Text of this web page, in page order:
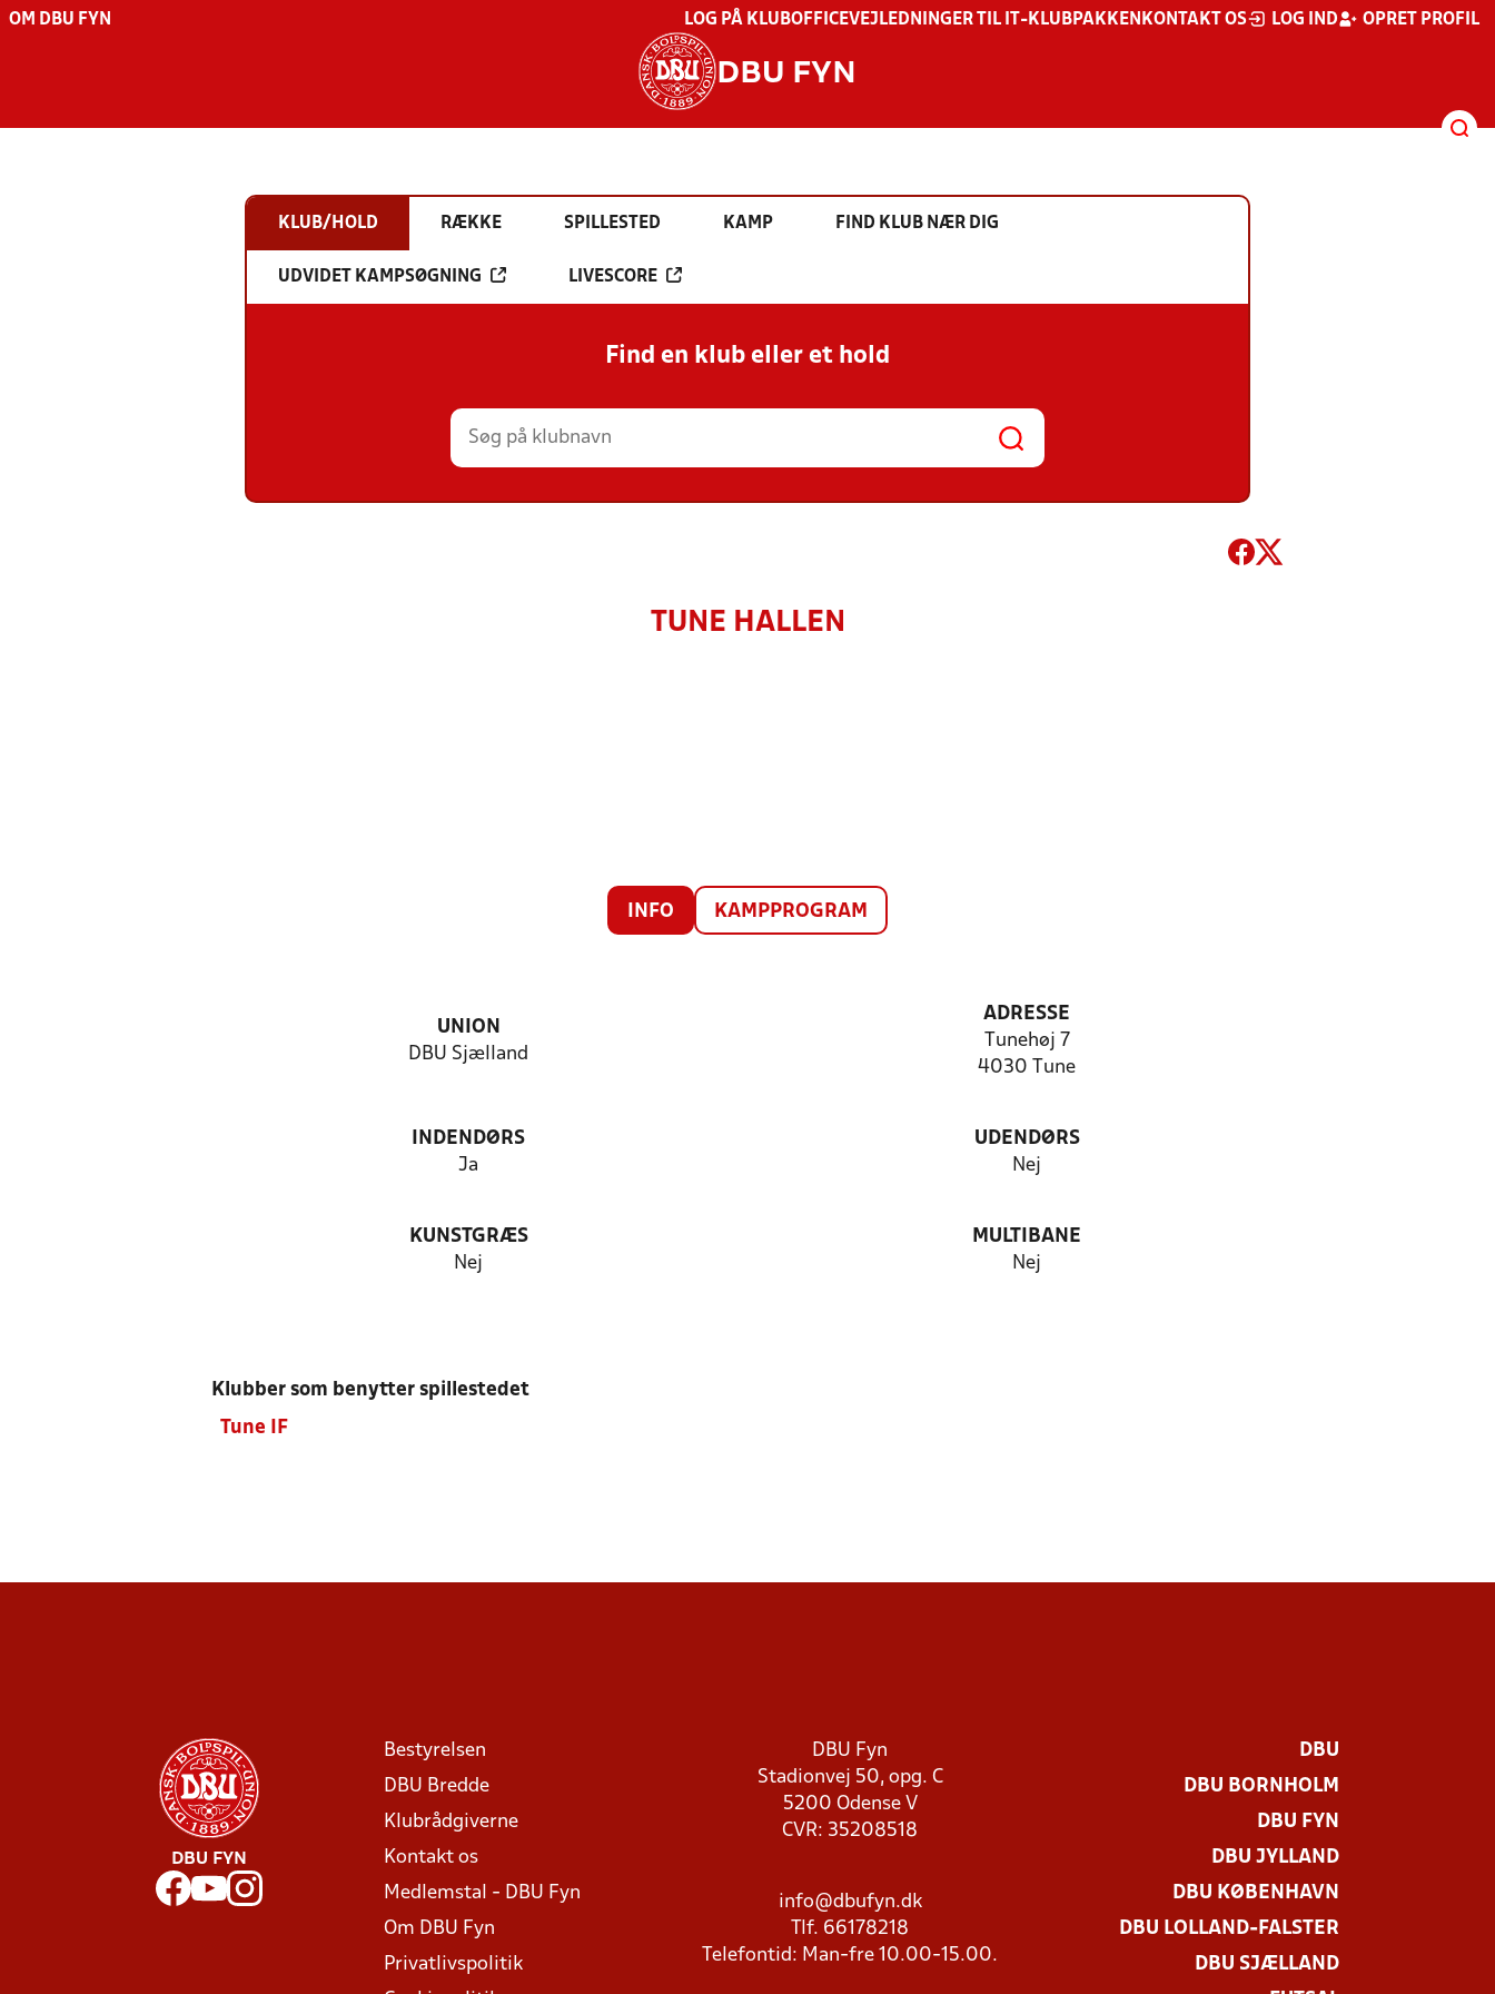
OM DBU FYN LOG PÅ KLUBOFFICEVEJLEDNINGER TIL IT-KLUBPAKKEN KONTAKT OS LOG IND OPRET PROFIL
DBU FYN
KLUB/HOLD RÆKKE SPILLESTED KAMP FIND KLUB NÆR DIG
UDVIDET KAMPSØGNING LIVESCORE
Find en klub eller et hold
TUNE HALLEN
INFO KAMPPROGRAM
UNION
DBU Sjælland
ADRESSE
Tunehøj 7
4030 Tune
INDENDØRS
Ja
UDENDØRS
Nej
KUNSTGRÆS
Nej
MULTIBANE
Nej
Klubber som benytter spillestedet
Tune IF
DBU FYN
Bestyrelsen
DBU Bredde
Klubrådgiverne
Kontakt os
Medlemstal - DBU Fyn
Om DBU Fyn
Privatlivspolitik
DBU Fyn
Stadionvej 50, opg. C
5200 Odense V
CVR: 35208518
info@dbufyn.dk
Tlf. 66178218
Telefontid: Man-fre 10.00-15.00.
DBU
DBU BORNHOLM
DBU FYN
DBU JYLLAND
DBU KØBENHAVN
DBU LOLLAND-FALSTER
DBU SJÆLLAND